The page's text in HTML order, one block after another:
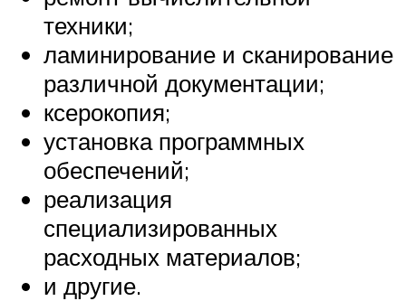
техники;
ламинирование и сканирование
различной документации;
ксерокопия;
установка программных
обеспечений;
реализация
специализированных
расходных материалов;
и другие.